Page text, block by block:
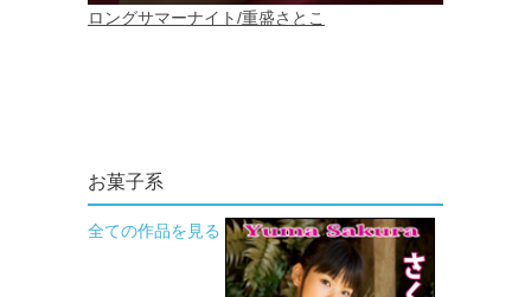
お菓子系
全ての作品を見る